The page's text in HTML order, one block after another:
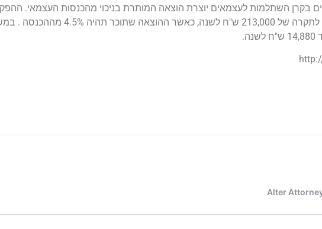
בקרן השתלמות לעצמאים יוצרת הוצאה המותרת בניכוי מהכנסות העצמאי.
הינה 7% מהכנסתו של העצמאי עד לתקרה של